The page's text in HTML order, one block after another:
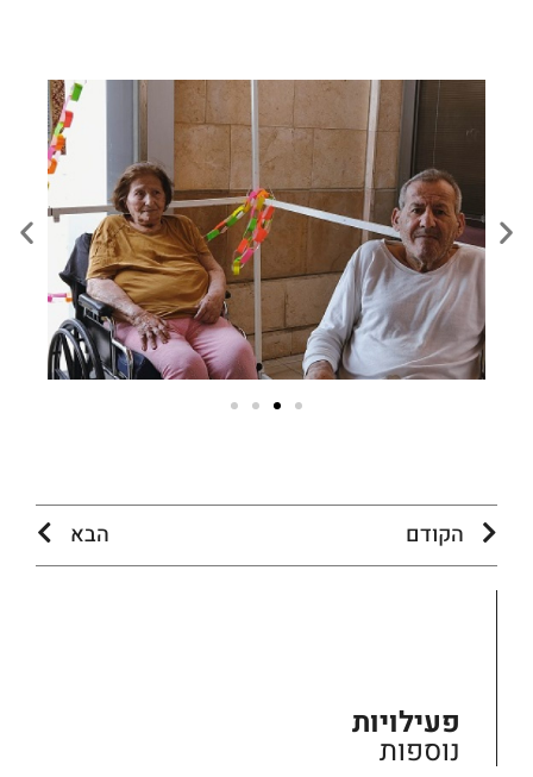
הקודם הבא
פעילויות
נוספות